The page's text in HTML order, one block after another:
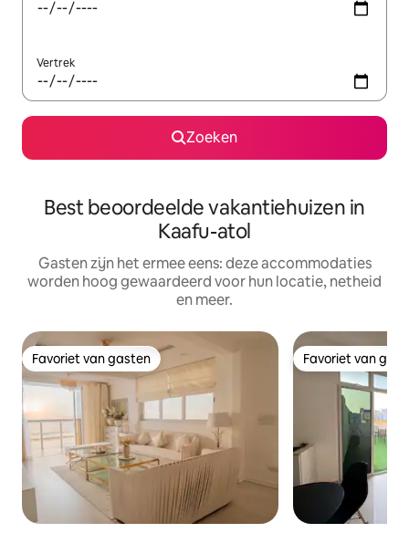
Vertrek
Zoeken
Best beoordeelde vakantiehuizen in
Kaafu-atol
Gasten zijn het ermee eens: deze accommodaties
worden hoog gewaardeerd voor hun locatie, netheid
en meer.
Favoriet van gasten
Favoriet van gasten Favoriet van
Favoriet van